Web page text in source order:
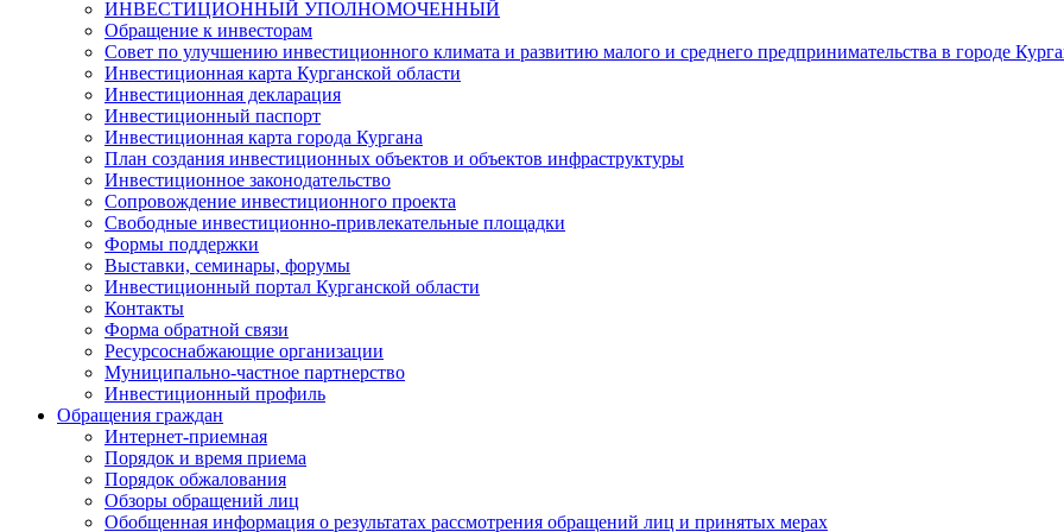
ИНВЕСТИЦИОННЫЙ УПОЛНОМОЧЕННЫЙ
Обращение к инвесторам
Совет по улучшению инвестиционного климата и развитию малого и среднего предпринимательства в городе
Инвестиционная карта Курганской области
Инвестиционная декларация
Инвестиционный паспорт
Инвестиционная карта города Кургана
План создания инвестиционных объектов и объектов инфраструктуры
Инвестиционное законодательство
Сопровождение инвестиционного проекта
Свободные инвестиционно-привлекательные площадки
Формы поддержки
Выставки, семинары, форумы
Инвестиционный портал Курганской области
Контакты
Форма обратной связи
Ресурсоснабжающие организации
Муниципально-частное партнерство
Инвестиционный профиль
Обращения граждан
Интернет-приемная
Порядок и время приема
Порядок обжалования
Обзоры обращений лиц
Обобщенная информация о результатах рассмотрения обращений лиц и принятых мерах